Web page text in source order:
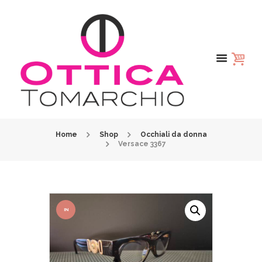
Home Shop
Occhiali da donna
Versace 3367
IN